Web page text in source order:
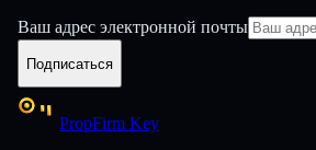
Ваш адрес электронной почты
Подписаться
PropFirm Key